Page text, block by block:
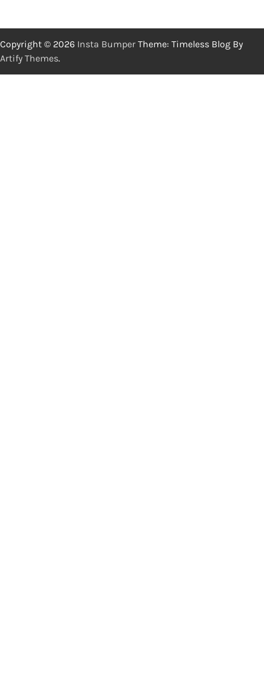
Copyright © 2026 Insta Bumper Theme: Timeless Blog By
Artify Themes.